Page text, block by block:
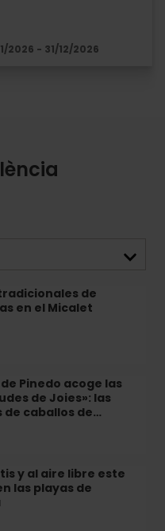
2026 - 31/12/2026
de
en el Micalet
Pinedo acoge las
de Joies»: las
de caballos de…
y al aire libre este
las playas de